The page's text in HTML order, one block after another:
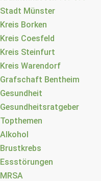
Stadt Münster
Kreis Borken
Kreis Coesfeld
Kreis Steinfurt
Kreis Warendorf
Grafschaft Bentheim
Gesundheit
Gesundheitsratgeber
Topthemen
Alkohol
Brustkrebs
Essstörungen
MRSA